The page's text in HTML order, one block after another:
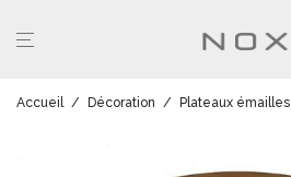
Accueil / Décoration / Plateaux émailles